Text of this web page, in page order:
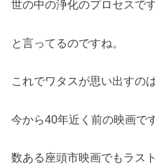
世の中の浄化のプロセスです
と言ってるのですね。
これでワタスが思い出すの
今から40年近く前の映画で
数ある座頭市映画でもラス